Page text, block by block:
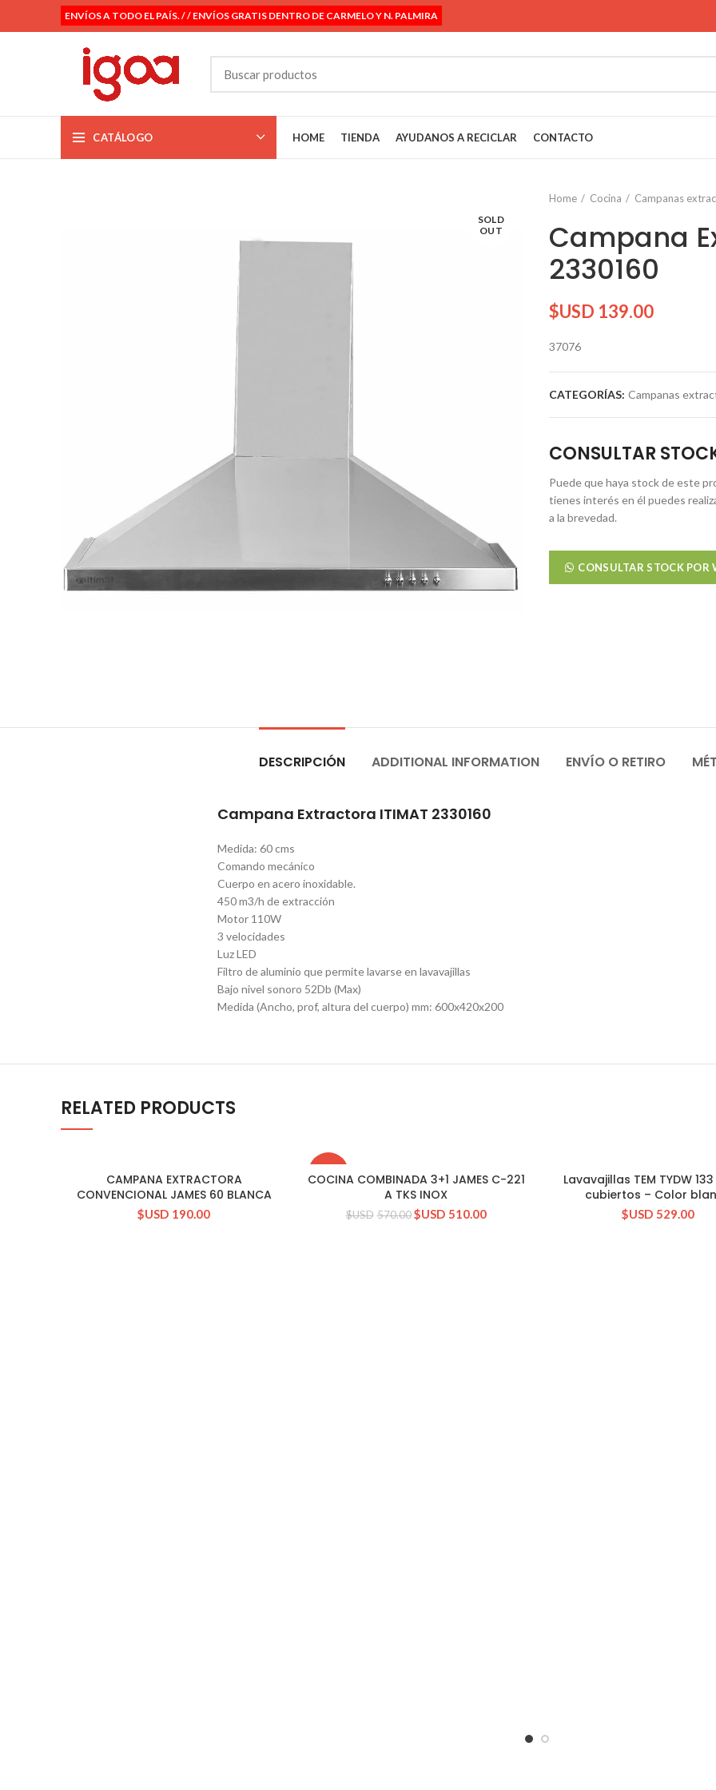
ENVÍOS A TODO EL PAÍS. / / ENVÍOS GRATIS DENTRO DE CARMELO Y N. PALMIRA
CATÁLOGO HOME TIENDA AYUDANOS A RECICLAR CONTACTO
SOLD
OUT
Home Cocina Campanas
Campana
2330160
$USD 139.00
37076
CATEGORÍAS: Campanas
CONSULTAR
Puede que haya stock de este
tienes interés en él puedes
a la brevedad.
CONSULTAR STOCK POR
DESCRIPCIÓN ADDITIONAL INFORMATION ENVÍO O RETIRO
Campana Extractora ITIMAT 2330160
Medida: 60 cms
Comando mecánico
Cuerpo en acero inoxidable.
450 m3/h de extracción
Motor 110W
3 velocidades
Luz LED
Filtro de aluminio que permite lavarse en lavavajillas
Bajo nivel sonoro 52Db (Max)
Medida (Ancho, prof, altura del cuerpo) mm: 600x420x200
RELATED PRODUCTS
CONSULTAR STOCK
CAMPANA EXTRACTORA
CONVENCIONAL JAMES 60 BLANCA
$USD 190.00
CONSULTAR STOCK
COCINA COMBINADA 3+1 JAMES C-221
A TKS INOX
$USD 570.00 $USD 510.00
CONSULTAR STOCK
Lavavajillas TEM TYDW 133
cubiertos – Color
$USD 529.00